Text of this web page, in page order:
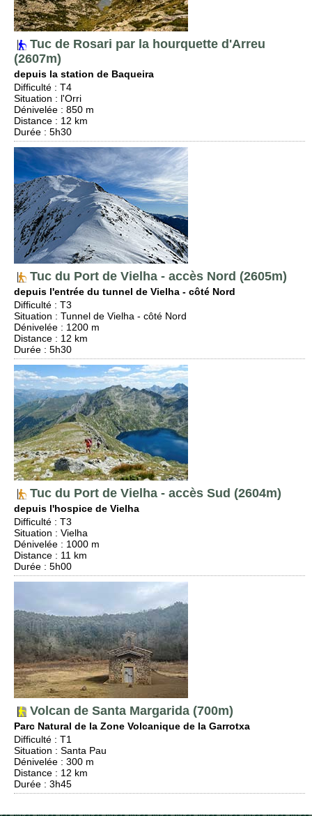
Tuc de Rosari par la hourquette d'Arreu
(2607m)
depuis la station de Baqueira
Difficulté : T4
Situation : l'Orri
Dénivelée : 850 m
Distance : 12 km
Durée : 5h30
Tuc du Port de Vielha - accès Nord (2605m)
depuis l'entrée du tunnel de Vielha - côté Nord
Difficulté : T3
Situation : Tunnel de Vielha - côté Nord
Dénivelée : 1200 m
Distance : 12 km
Durée : 5h30
Tuc du Port de Vielha - accès Sud (2604m)
depuis l'hospice de Vielha
Difficulté : T3
Situation : Vielha
Dénivelée : 1000 m
Distance : 11 km
Durée : 5h00
Volcan de Santa Margarida (700m)
Parc Natural de la Zone Volcanique de la Garrotxa
Difficulté : T1
Situation : Santa Pau
Dénivelée : 300 m
Distance : 12 km
Durée : 3h45